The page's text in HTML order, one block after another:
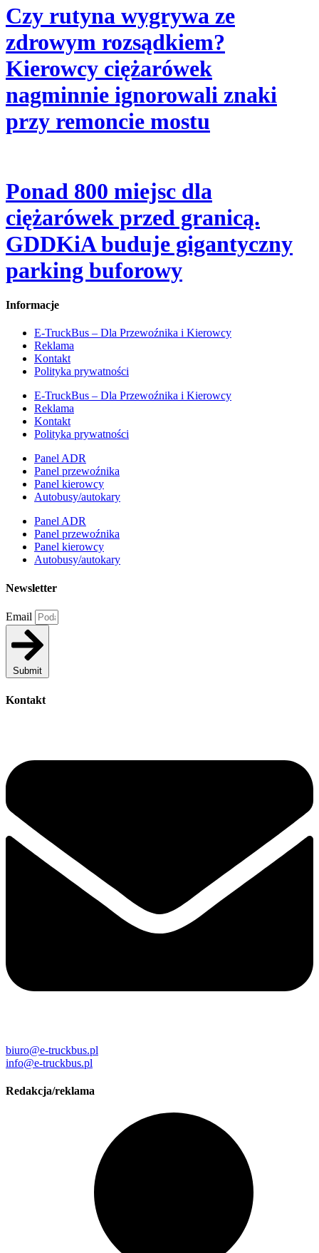
Czy rutyna wygrywa ze
zdrowym rozsądkiem?
Kierowcy ciężarówek
nagminnie ignorowali znaki
przy remoncie mostu
Ponad 800 miejsc dla
ciężarówek przed granicą.
GDDKiA buduje gigantyczny
parking buforowy
Informacje
E-TruckBus – Dla Przewoźnika i Kierowcy
Reklama
Kontakt
Polityka prywatności
E-TruckBus – Dla Przewoźnika i Kierowcy
Reklama
Kontakt
Polityka prywatności
Panel ADR
Panel przewoźnika
Panel kierowcy
Autobusy/autokary
Panel ADR
Panel przewoźnika
Panel kierowcy
Autobusy/autokary
Newsletter
Email
Submit
Kontakt
biuro@e-truckbus.pl
info@e-truckbus.pl
Redakcja/reklama